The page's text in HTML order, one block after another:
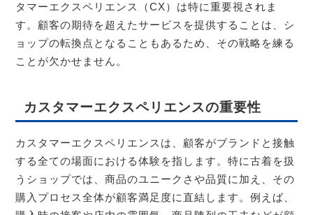
タマーエクスペリエンス（CX）は特に重要視されま
す。顧客の期待を超えたサービスを提供することは、シ
ョップの転換点となることもあるため、その戦略を練る
ことが欠かせません。
カスタマーエクスペリエンスの重要性
カスタマーエクスペリエンスは、顧客がブランドと接触
する全ての場面における体験を指します。特に古着を扱
うショップでは、商品のユニークさや品質に加え、その
購入プロセス全体が顧客満足度に直結します。例えば、